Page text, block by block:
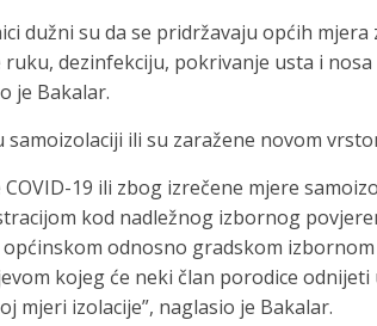
dužni su da se pridržavaju općih mjera
dezinfekciju, pokrivanje usta i nosa
je Bakalar.
ili su zaražene novom
19 ili zbog izrečene mjere
kod nadležnog izbornog
odnosno gradskom
kojeg će neki član porodice
mjeri izolacije”, naglasio je Bakalar.